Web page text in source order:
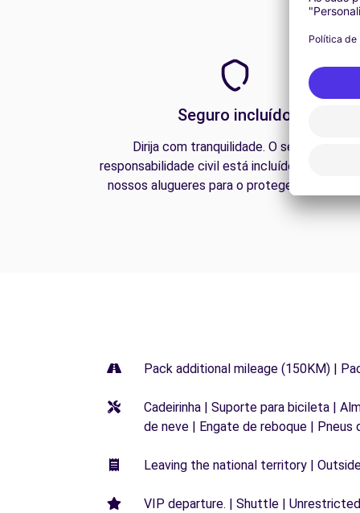
Seguro incluído
Dirija com tranquilidade. O seguro de
responsabilidade civil está incluído em todos
nossos alugueres para o proteger na
Pack additional mileage (150KM) |
Cadeirinha | Suporte para bicileta |
de neve | Engate de reboque | Pneus
Leaving the national territory |
VIP departure. | Shuttle |